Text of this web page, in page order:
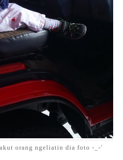
orang ngeliatin dia foto -_-'